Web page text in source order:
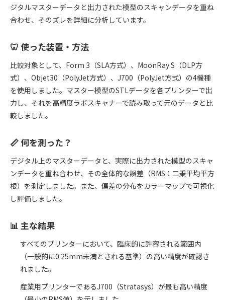
ジタルマスターデータと出力された模型のスキャンデータを重ね
合わせ、そのズレを詳細に分析しています。
🦷 使った装置・方法
比較対象として、Form 3（SLA方式）、MoonRay S（DLP方
式）、Objet30（PolyJet方式）、J700（PolyJet方式）の4機種
を使用しました。マスター模型のSTLデータを各プリンターで出
力し、それを高精度ラボスキャナーで読み取って元のデータと比
較しました。
📏 何を測った？
デジタル上のマスターデータと、実際に出力された模型のスキャ
ンデータを重ね合わせ、その全体的な誤差（RMS：二乗平均平方
根）を測定しました。また、偏差の分布をカラーマップで可視化
し評価しました。
📊 主な結果
すべてのプリンターにおいて、臨床的に許容される範囲内
（一般的に0.25mm未満とされる基準）の高い精度が確認さ
れました。
産業用プリンターであるJ700（Stratasys）が最も高い精度